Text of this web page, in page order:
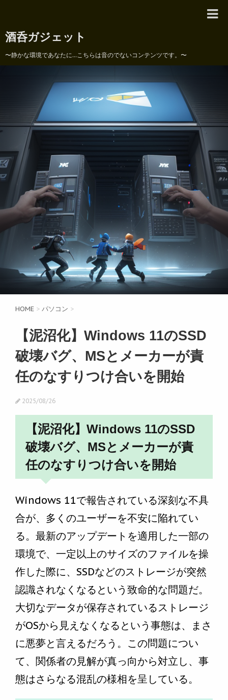
酒呑ガジェット
〜静かな環境であなたに...こちらは音のでないコンテンツです。〜
HOME > パソコン >
【泥沼化】Windows 11のSSD
破壊バグ、MSとメーカーが責
任のなすりつけ合いを開始
2025/08/26
【泥沼化】Windows 11のSSD
破壊バグ、MSとメーカーが責
任のなすりつけ合いを開始
Windows 11で報告されている深刻な不具
合が、多くのユーザーを不安に陥れてい
る。最新のアップデートを適用した一部の
環境で、一定以上のサイズのファイルを操
作した際に、SSDなどのストレージが突然
認識されなくなるという致命的な問題だ。
大切なデータが保存されているストレージ
がOSから見えなくなるという事態は、まさ
に悪夢と言えるだろう。この問題につい
て、関係者の見解が真っ向から対立し、事
態はさらなる混乱の様相を呈している。